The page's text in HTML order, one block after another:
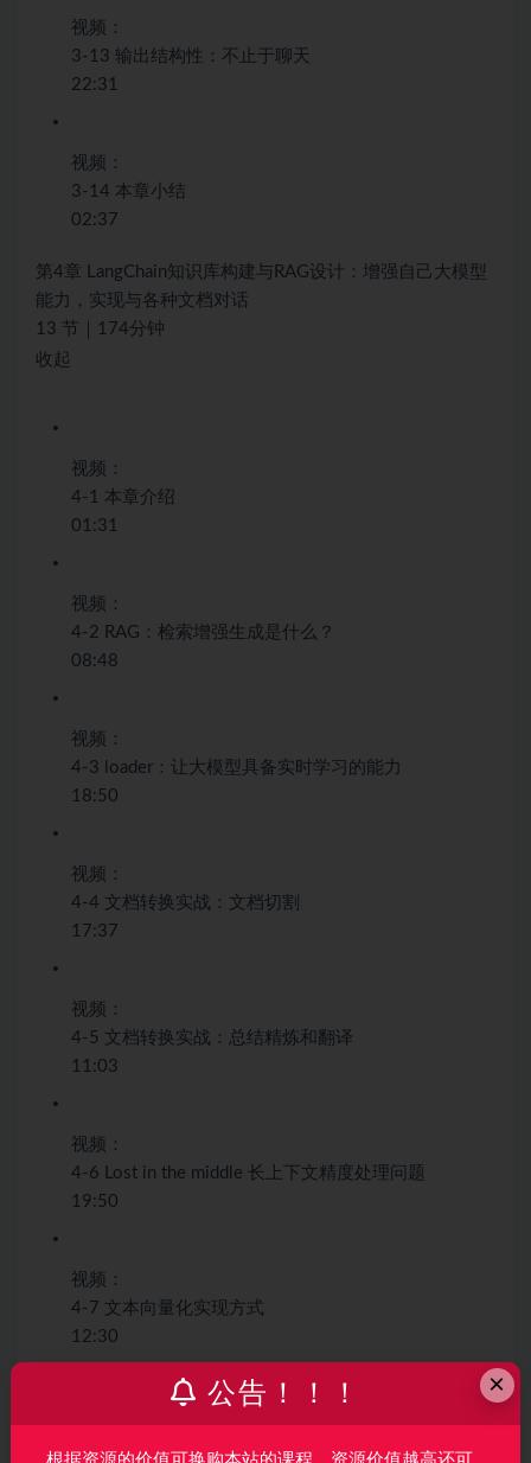
视频：
3-13 输出结构性：不止于聊天
22:31
视频：
3-14 本章小结
02:37
第4章 LangChain知识库构建与RAG设计：增强自己大模型
能力，实现与各种文档对话
13 节｜174分钟
收起
视频：
4-1 本章介绍
01:31
视频：
4-2 RAG：检索增强生成是什么？
08:48
视频：
4-3 loader：让大模型具备实时学习的能力
18:50
视频：
4-4 文档转换实战：文档切割
17:37
视频：
4-5 文档转换实战：总结精炼和翻译
11:03
视频：
4-6 Lost in the middle 长上下文精度处理问题
19:50
视频：
4-7 文本向量化实现方式
12:30
×
公告！！！